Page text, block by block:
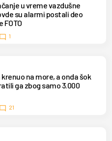
u vreme vazdušne
su alarmi postali deo
FOTO
1
na more, a onda šok
ga zbog samo 3.000
21